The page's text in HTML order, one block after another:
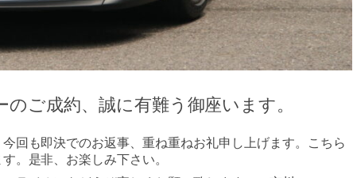
ご成約、誠に有難う御座います。
回も即決でのお返事、重ね重ねお礼申し上げます。こちら
。是非、お楽しみ下さい。